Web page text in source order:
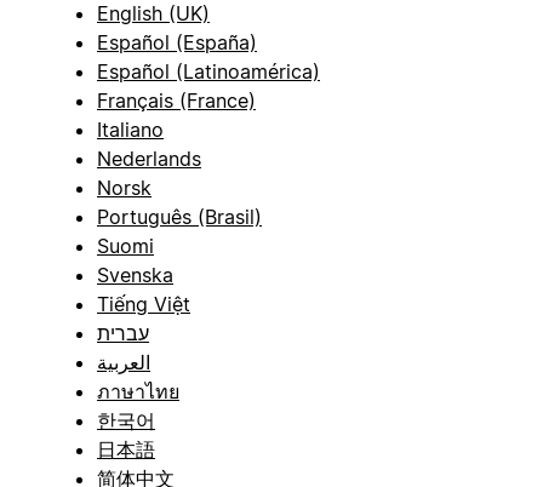
English (UK)
Español (España)
Español (Latinoamérica)
Français (France)
Italiano
Nederlands
Norsk
Português (Brasil)
Suomi
Svenska
Tiếng Việt
עברית
العربية
ภาษาไทย
한국어
日本語
简体中文